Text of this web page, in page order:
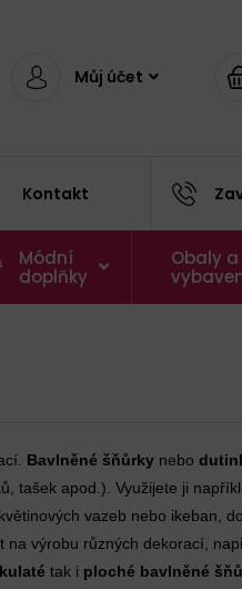
Můj účet
Kontakt
Módní
doplňky
Obaly a
Bavlněné šňůrky nebo
tašek apod.). Využijete ji
vazeb nebo ikeban,
na výrobu různých dekorací,
kulaté tak i ploché bavlněné